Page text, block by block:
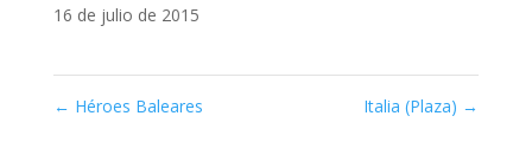
16 de julio de 2015
← Héroes Baleares Italia (Plaza) →